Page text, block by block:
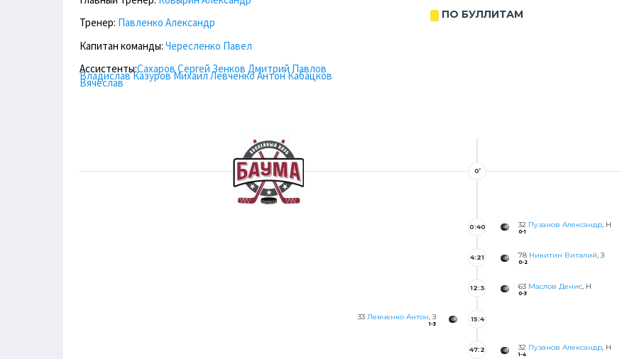
Тренер: Павленко Александр
Капитан команды: Чересленко Павел
Ассистенты:Сахаров Сергей Зенков Дмитрий Павлов
ВладиславКазуров Михаил Левченко АнтонКабацков
Вячеслав
ПО БУЛЛИТАМ
0’
32 Пузанов Александр, Н
0-1
0:40
78 Никитин Виталий, З
0-2
4:21
63 Маслов Денис, Н
0-3
12:3
33 Левченко Антон, З
1-3
15:4
32 Пузанов Александр, Н
1-4
47:2